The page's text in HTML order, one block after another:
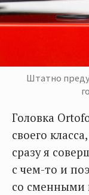
Штатно
Головка
своего
сразу я
с чем-то и
со сменными